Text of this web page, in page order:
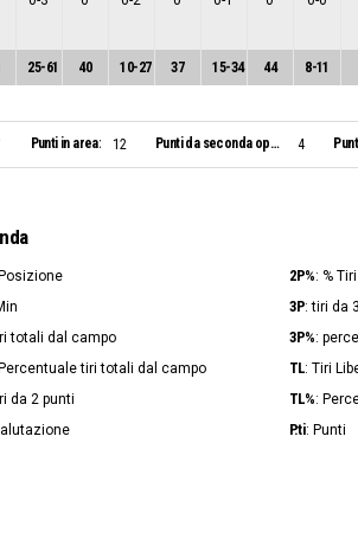
25-61 40 10-27 37 15-34 44 8-11
Punti in area: 12 Punti da seconda opportunità: 4
2P%: %
3P: tiri da
totali dal campo 3P%:
tiri totali dal campo TL: Tiri
da 2 punti TL%:
P.ti: Punti